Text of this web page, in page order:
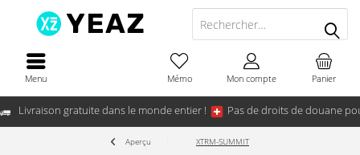
Livraison gratuite dans le monde entier ! Pas de droits de douane
Menu Panier
Mémo Mon compte
Aperçu XTRM-SUMMIT